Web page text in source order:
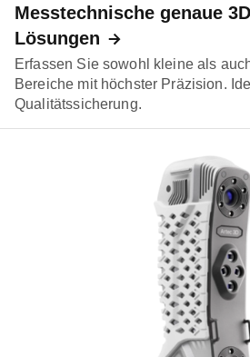
Messtechnische genaue
Lösungen
Erfassen Sie sowohl kleine als
Bereiche mit höchster Präzision.
Qualitätssicherung.